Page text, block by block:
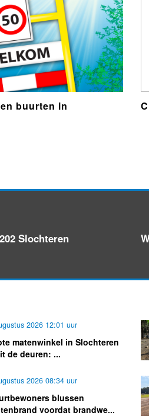
buurten in
Slochteren
2026 12:01 uur
matenwinkel in Slochteren
de deuren: ...
2026 08:34 uur
blussen
voordat brandwe...